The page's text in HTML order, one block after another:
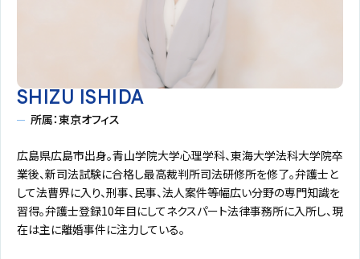
SHIZU ISHIDA
所属：東京オフィス
広島県広島市出身。青山学院大学心理学科、東海大学法科大学院卒
業後、新司法試験に合格し最高裁判所司法研修所を修了。弁護士と
して法曹界に入り、刑事、民事、法人案件等幅広い分野の専門知識を
習得。弁護士登録10年目にしてネクスパート法律事務所に入所し、現
在は主に離婚事件に注力している。